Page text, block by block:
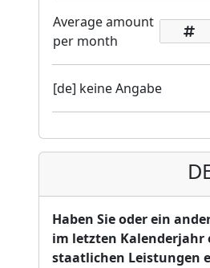
Average amount
per month
[de] keine Angabe
Haben Sie oder ein
im letzten Kalenderjahr
staatlichen Leistungen